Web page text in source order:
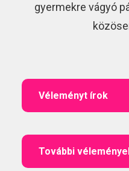
gyermekre vágyó
Véleményt írok
További